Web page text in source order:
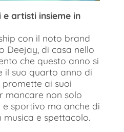
artisti insieme in
con il noto brand
Deejay, di casa nello
che questo anno si
il suo quarto anno di
ai suoi
mancare non solo
e sportivo ma anche di
e spettacolo.